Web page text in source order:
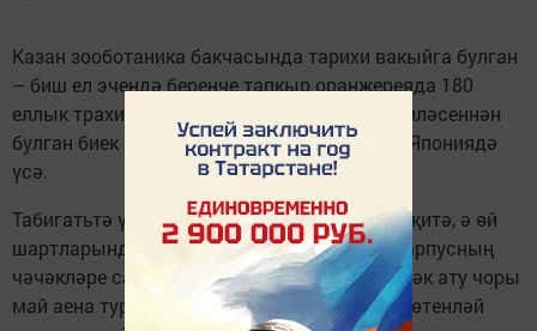
Казан зооботаника бакчасында тарихи вакыйга булган
– биш ел эчендә беренче тапкыр оранжереяда 180
еллык трахикарпус чәчәк аткан. Пальма гаиләсеннән
булган биек агач Һималайда, Кытайда һәм Япониядә
үсә.
Табигатьтә үсемлекнең биеклеге 19 метрга җитә, ә өй
шартларында 2,5 метрга кадәр үсә. Трахикарпусның
чәчәкләре сары хуш исле була. Гадәттә чәчәк ату чоры
май аена туры килә, ә өй шартларында ул бөтенләй